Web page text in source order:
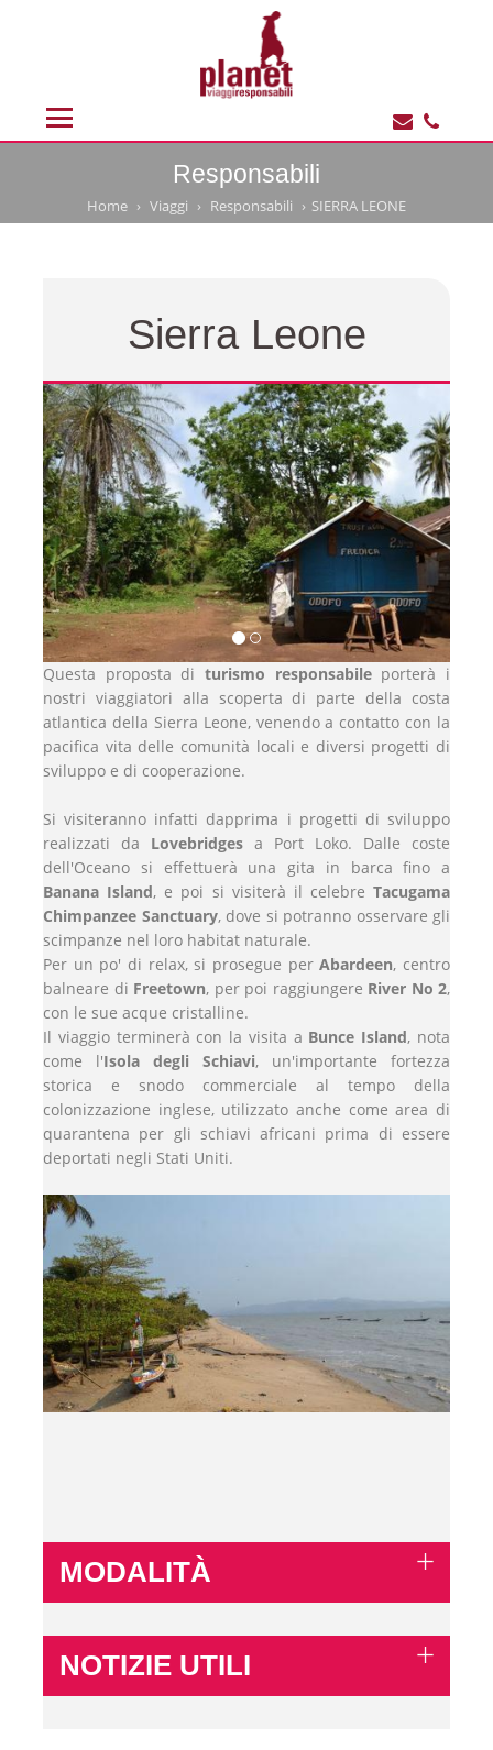
Responsabili
Home Viaggi Responsabili SIERRA LEONE
Sierra Leone
Questa proposta di turismo responsabileporterà i
nostri viaggiatori alla scoperta di parte della costa
atlantica della Sierra Leone, venendo a contatto con la
pacifica vita delle comunità locali e diversi progetti di
sviluppo e di cooperazione.
Si visiteranno infatti dapprima i progetti di sviluppo
realizzati da Lovebridges a Port Loko. Dalle coste
dell'Oceano si effettuerà una gita in barca fino a
Banana Island, e poi si visiterà il celebre Tacugama
Chimpanzee Sanctuary,dove si potranno osservare gli
scimpanze nel loro habitat naturale.
Per un po' di relax, si prosegue perAbardeen, centro
balneare di Freetown, per poi raggiungere River No 2,
con le sue acque cristalline.
Il viaggio terminerà con la visita a Bunce Island, nota
come l'Isola degli Schiavi, un'importante fortezza
storica e snodo commerciale al tempo della
colonizzazione inglese, utilizzato anche come area di
quarantena per gli schiavi africani prima di essere
deportati negli Stati Uniti.
MODALITÀ
NOTIZIE UTILI